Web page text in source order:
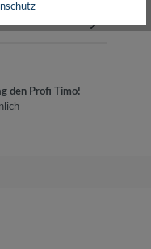
den Profi Timo!